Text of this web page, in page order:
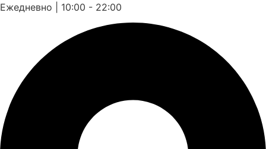
Ежедневно | 10:00 - 22:00